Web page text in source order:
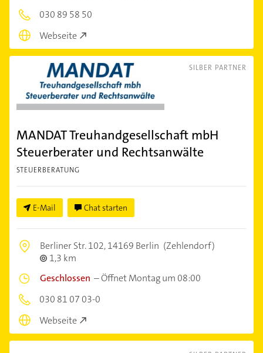
030 89 58 50
Webseite
SILBER PARTNER
MANDAT Treuhandgesellschaft mbH
Steuerberater und Rechtsanwälte
STEUERBERATUNG
E-Mail Chat starten
Berliner Str. 102,14169 Berlin (Zehlendorf)
1,3 km
Geschlossen –Öffnet Montag um 08:00
030 81 07 03-0
Webseite